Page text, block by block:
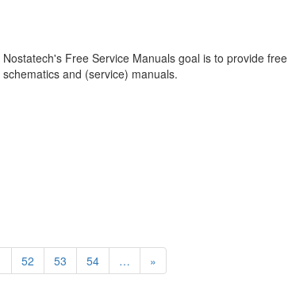
Nostatech's Free Service Manuals goal is to provide free
schematics and (service) manuals.
52 53 54 … »